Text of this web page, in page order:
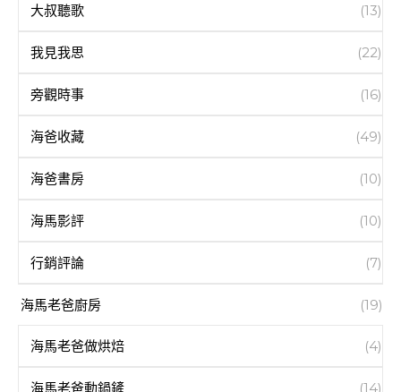
大叔聽歌 (13)
我見我思 (22)
旁觀時事 (16)
海爸收藏 (49)
海爸書房 (10)
海馬影評 (10)
行銷評論 (7)
海馬老爸廚房 (19)
海馬老爸做烘焙 (4)
海馬老爸動鍋鏟 (14)